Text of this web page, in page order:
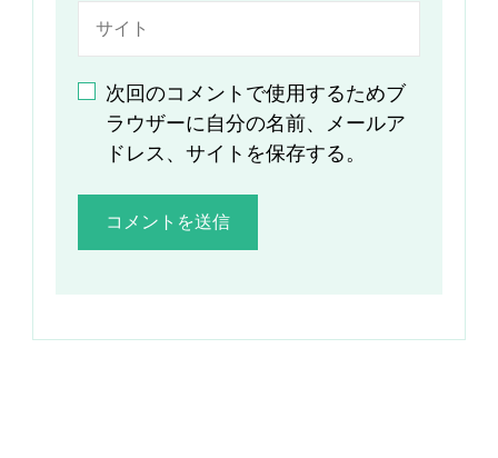
次回のコメントで使用するためブ
ラウザーに自分の名前、メールア
ドレス、サイトを保存する。